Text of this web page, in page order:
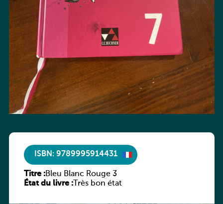
ISBN: 9789995914431
Titre :Bleu Blanc Rouge 3
État du livre :Très bon état